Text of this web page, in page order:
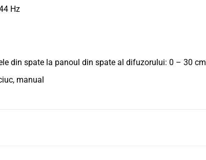
Hz
din spate la panoul din spate al difuzorului: 0 – 30 cm
manual